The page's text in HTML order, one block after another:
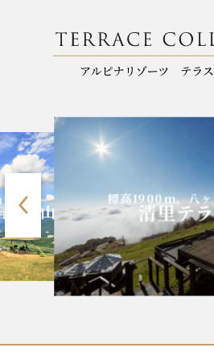
丸山
標高1900m、八ヶ
清里テ